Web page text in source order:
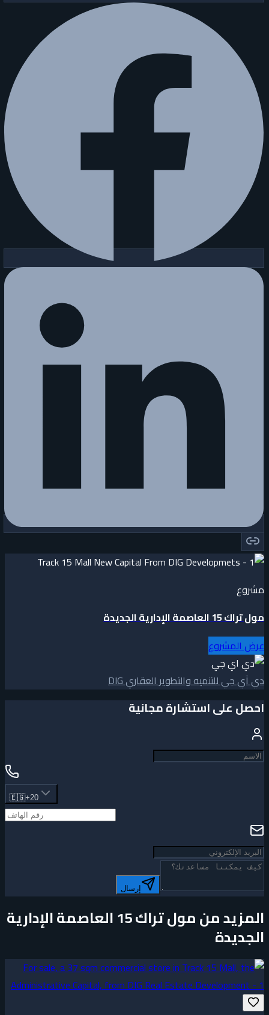
مشروع
مول تراك 15 العاصمة الإدارية الجديدة
عرض المشروع
دي آي جي للتنميه والتطوير العقاري DIG
احصل على استشارة مجانية
🇪🇬+20
إرسال
المزيد من مول تراك 15 العاصمة الإدارية
الجديدة